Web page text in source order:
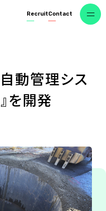
RecruitContact
自動管理シス
』を開発